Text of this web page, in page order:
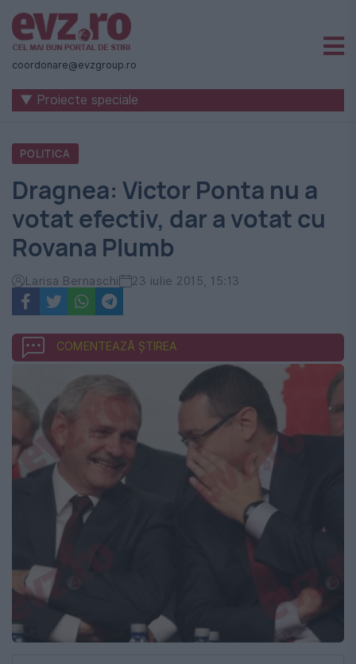
Știri
naționale
internaționale
România
-
Evenimentul
Zilei
coordonare@evzgroup.ro
▼ Proiecte speciale
POLITICA
Dragnea: Victor Ponta nu a
votat efectiv, dar a votat cu
Rovana Plumb
Larisa Bernaschi 23 iulie 2015, 15:13
COMENTEAZĂ ȘTIREA